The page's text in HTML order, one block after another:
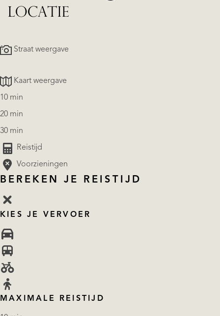
LOCATIE
Straat weergave
Kaart weergave
10 min
20 min
30 min
Reistijd
Voorzieningen
BEREKEN JE REISTIJD
KIES JE VERVOER
MAXIMALE REISTIJD